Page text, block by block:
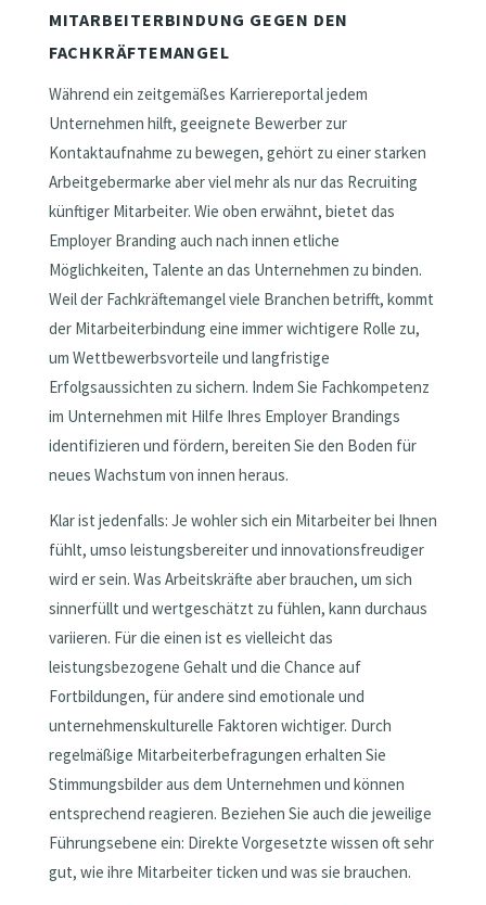
MITARBEITERBINDUNG GEGEN DEN
FACHKRÄFTEMANGEL
Während ein zeitgemäßes Karriereportal jedem
Unternehmen hilft, geeignete Bewerber zur
Kontaktaufnahme zu bewegen, gehört zu einer starken
Arbeitgebermarke aber viel mehr als nur das Recruiting
künftiger Mitarbeiter. Wie oben erwähnt, bietet das
Employer Branding auch nach innen etliche
Möglichkeiten, Talente an das Unternehmen zu binden.
Weil der Fachkräftemangel viele Branchen betrifft, kommt
der Mitarbeiterbindung eine immer wichtigere Rolle zu,
um Wettbewerbsvorteile und langfristige
Erfolgsaussichten zu sichern. Indem Sie Fachkompetenz
im Unternehmen mit Hilfe Ihres Employer Brandings
identifizieren und fördern, bereiten Sie den Boden für
neues Wachstum von innen heraus.
Klar ist jedenfalls: Je wohler sich ein Mitarbeiter bei Ihnen
fühlt, umso leistungsbereiter und innovationsfreudiger
wird er sein. Was Arbeitskräfte aber brauchen, um sich
sinnerfüllt und wertgeschätzt zu fühlen, kann durchaus
variieren. Für die einen ist es vielleicht das
leistungsbezogene Gehalt und die Chance auf
Fortbildungen, für andere sind emotionale und
unternehmenskulturelle Faktoren wichtiger. Durch
regelmäßige Mitarbeiterbefragungen erhalten Sie
Stimmungsbilder aus dem Unternehmen und können
entsprechend reagieren. Beziehen Sie auch die jeweilige
Führungsebene ein: Direkte Vorgesetzte wissen oft sehr
gut, wie ihre Mitarbeiter ticken und was sie brauchen.